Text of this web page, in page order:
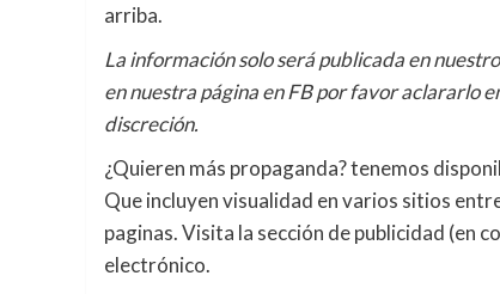
arriba.
La información solo será publicada en
en nuestra página en FB por favor aclararlo
discreción.
¿Quieren más propaganda? tenemos
Que incluyen visualidad en varios sitios
paginas. Visita la sección de publicidad (en
electrónico.